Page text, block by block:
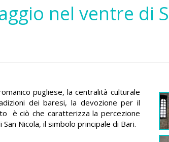
nel ventre di
pugliese, la centralità culturale
dei baresi, la devozione per il
è ciò che caratterizza la percezione
San Nicola, il simbolo principale di Bari.